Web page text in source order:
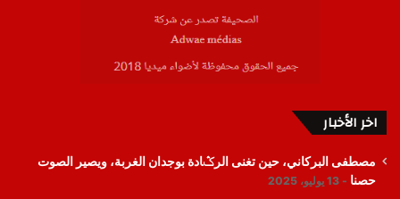
اخر الأخبار
مصطفى البركاني، حين تغنى الرݣادة بوجدان الغربة، ويصير الصوت
حصنا
13 يوليو، 2025